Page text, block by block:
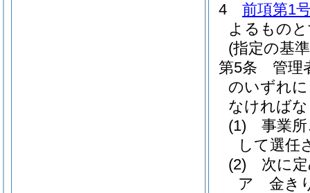
4
前項第1
よるもの
(指定の基
第5条
管理
のいずれ
なければ
(1)
事業
して選任
(2)
次に
ア
金き